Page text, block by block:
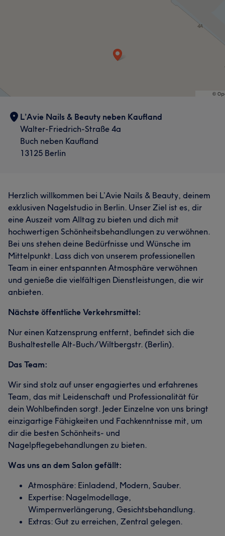
L’Avie Nails & Beauty neben Kaufland
Walter-Friedrich-Straße 4a
Buch neben Kaufland
13125 Berlin
Herzlich willkommen bei L’Avie Nails & Beauty, deinem
exklusiven Nagelstudio in Berlin. Unser Ziel ist es, dir
eine Auszeit vom Alltag zu bieten und dich mit
hochwertigen Schönheitsbehandlungen zu verwöhnen.
Bei uns stehen deine Bedürfnisse und Wünsche im
Mittelpunkt. Lass dich von unserem professionellen
Team in einer entspannten Atmosphäre verwöhnen
und genieße die vielfältigen Dienstleistungen, die wir
anbieten.
Nächste öffentliche Verkehrsmittel:
Nur einen Katzensprung entfernt, befindet sich die
Bushaltestelle Alt-Buch/Wiltbergstr. (Berlin).
Das Team:
Wir sind stolz auf unser engagiertes und erfahrenes
Team, das mit Leidenschaft und Professionalität für
dein Wohlbefinden sorgt. Jeder Einzelne von uns bringt
einzigartige Fähigkeiten und Fachkenntnisse mit, um
dir die besten Schönheits- und
Nagelpflegebehandlungen zu bieten.
Was uns an dem Salon gefällt:
Atmosphäre: Einladend, Modern, Sauber.
Expertise: Nagelmodellage,
Wimpernverlängerung, Gesichtsbehandlung.
Extras: Gut zu erreichen, Zentral gelegen.